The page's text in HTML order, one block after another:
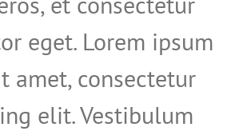
eget. Lorem ipsum
amet, consectetur
elit. Vestibulum